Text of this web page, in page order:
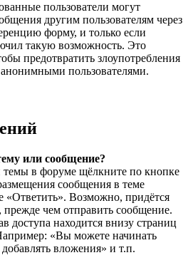
пользователи могут
другим пользователям через
форму, и только если
такую возможность. Это
предотвратить злоупотребления
пользователями.
или сообщение?
темы в форуме щёлкните по кнопке
сообщения в теме
«Ответить». Возможно, придётся
прежде чем отправить сообщение.
доступа находится внизу страниц
«Вы можете начинать
вложения» и т.п.